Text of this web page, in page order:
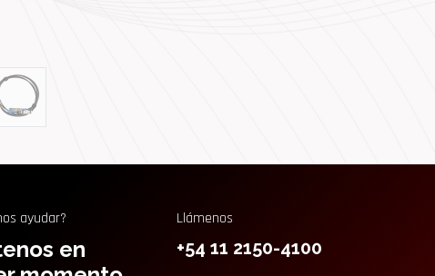
ayudar?
en
Llámenos
+54 11 2150-4100